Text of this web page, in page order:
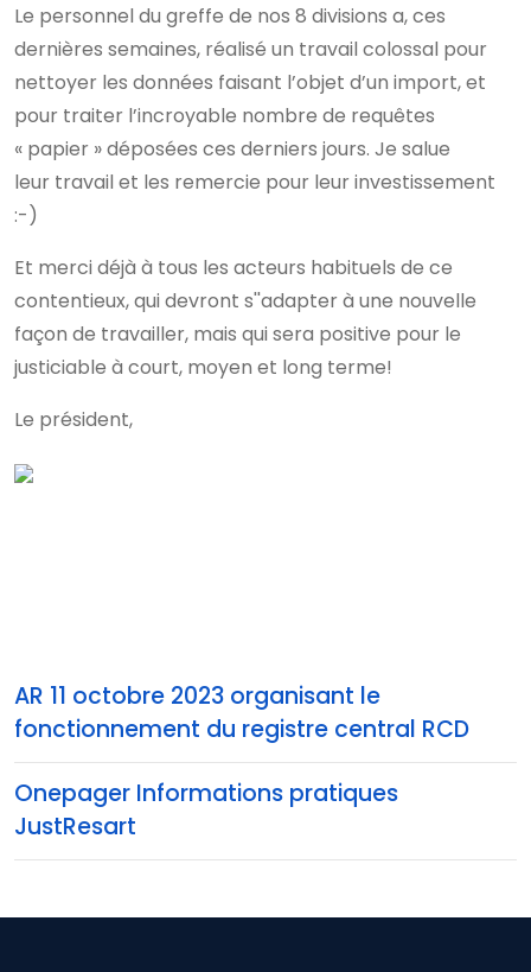
Le personnel du greffe de nos 8 divisions a, ces
dernières semaines, réalisé un travail colossal pour
nettoyer les données faisant l’objet d’un import, et
pour traiter l’incroyable nombre de requêtes
« papier » déposées ces derniers jours. Je salue
leur travail et les remercie pour leur investissement
:-)
Et merci déjà à tous les acteurs habituels de ce
contentieux, qui devront s''adapter à une nouvelle
façon de travailler, mais qui sera positive pour le
justiciable à court, moyen et long terme!
Le président,
AR 11 octobre 2023 organisant le
fonctionnement du registre central RCD
Onepager Informations pratiques
JustResart